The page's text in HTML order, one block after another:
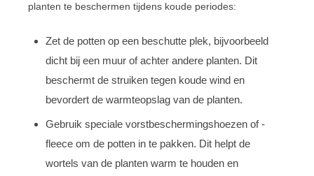
planten te beschermen tijdens koude periodes:
Zet de potten op een beschutte plek, bijvoorbeeld
dicht bij een muur of achter andere planten. Dit
beschermt de struiken tegen koude wind en
bevordert de warmteopslag van de planten.
Gebruik speciale vorstbeschermingshoezen of -
fleece om de potten in te pakken. Dit helpt de
wortels van de planten warm te houden en